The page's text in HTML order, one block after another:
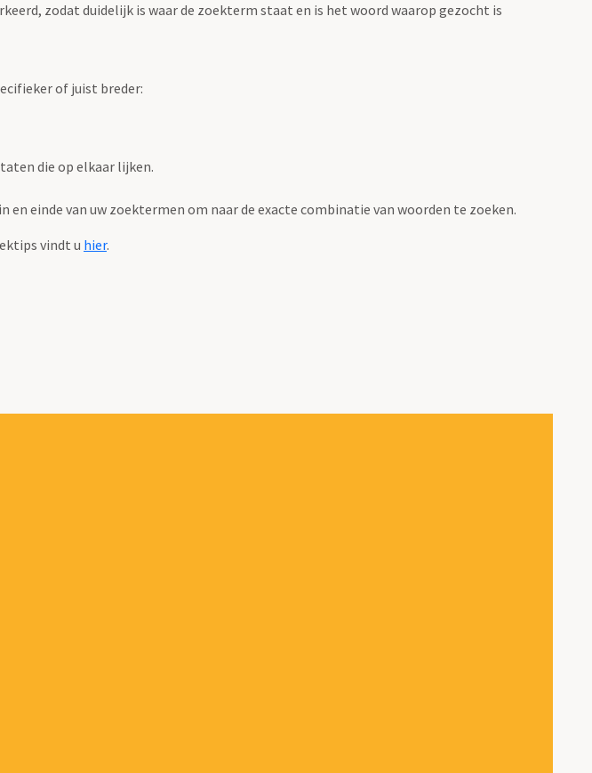
zodat duidelijk is waar de zoekterm staat en is het woord waarop gezocht is
of juist breder:
die op elkaar lijken.
en einde van uw zoektermen om naar de exacte combinatie van woorden te zoeken.
vindt u hier.